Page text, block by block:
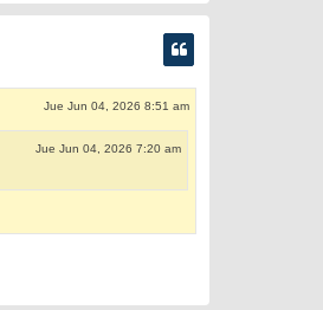
Jue Jun 04, 2026 8:51 am
Jue Jun 04, 2026 7:20 am